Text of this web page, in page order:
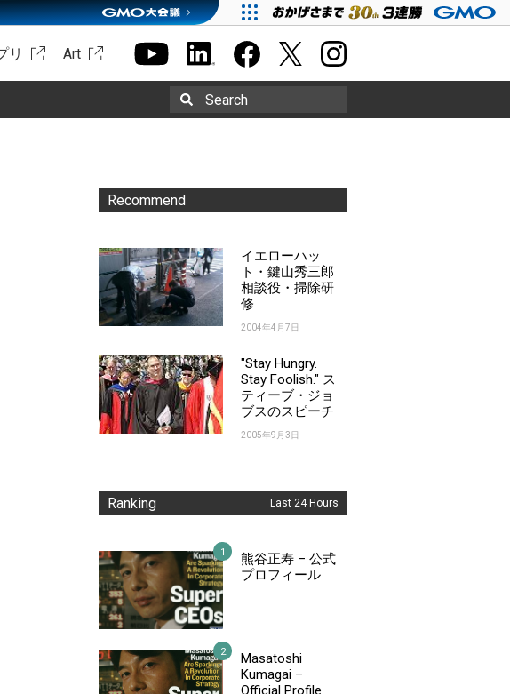
リ Art
Search
Recommend
イエローハッ
ト・鍵山秀三郎
相談役・掃除研
修
2004年4月7日
"Stay Hungry.
Stay Foolish." ス
ティーブ・ジョ
ブスのスピーチ
2005年9月3日
Ranking Last 24 Hours
熊谷正寿 – 公式
プロフィール
Masatoshi
Kumagai –
Official Profile